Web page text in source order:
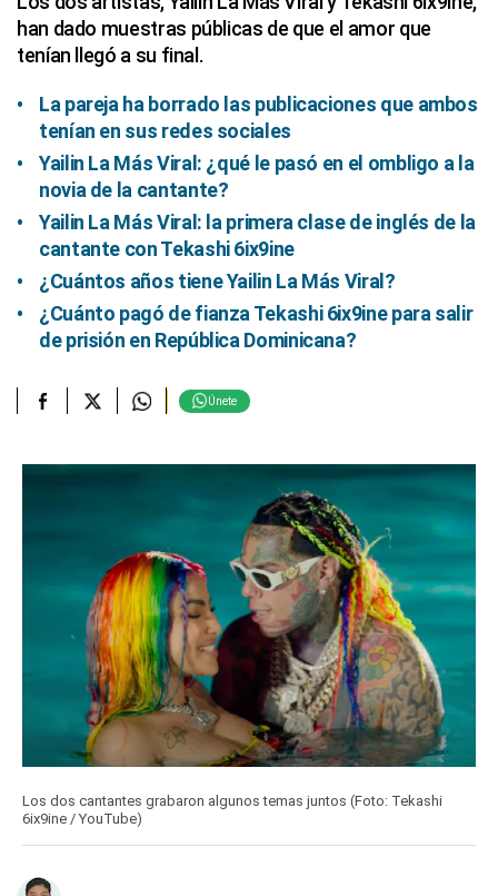
han dado muestras públicas de que el amor que
tenían llegó a su final.
La pareja ha borrado las publicaciones que ambos
tenían en sus redes sociales
Yailin La Más Viral: ¿qué le pasó en el ombligo a la
novia de la cantante?
Yailin La Más Viral: la primera clase de inglés de la
cantante con Tekashi 6ix9ine
¿Cuántos años tiene Yailin La Más Viral?
¿Cuánto pagó de fianza Tekashi 6ix9ine para salir
de prisión en República Dominicana?
Únete
Los dos cantantes grabaron algunos temas juntos (Foto: Tekashi
6ix9ine / YouTube)